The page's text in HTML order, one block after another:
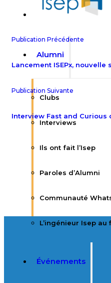
Alumni
Clubs
Interviews
Ils ont fait l’Isep
Paroles d’Alumni
Communauté
L’ingénieur Isep au
Événements
Publication Précédente
Lancement ISEPx, nouvelle
Publication Suivante
Interview Fast and Curious